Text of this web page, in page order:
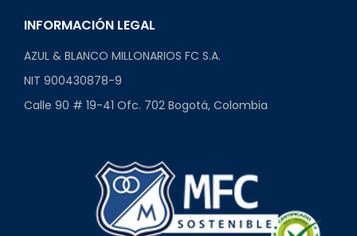
INFORMACIÓN LEGAL
AZUL & BLANCO MILLONARIOS FC S.A.
NIT 900430878-9
Calle 90 # 19-41 Ofc. 702 Bogotá, Colombia